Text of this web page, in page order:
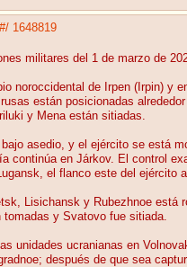
1648819
militares del 1 de marzo de
noroccidental de Irpen (Irpin)
están posicionadas
y Mena están sitiadas.
asedio, y el ejército se está
continúa en Járkov. El control
el flanco este del ejército
Lisichansk y Rubezhnoe está
y Svatovo fue sitiada.
unidades ucranianas en
después de que sea